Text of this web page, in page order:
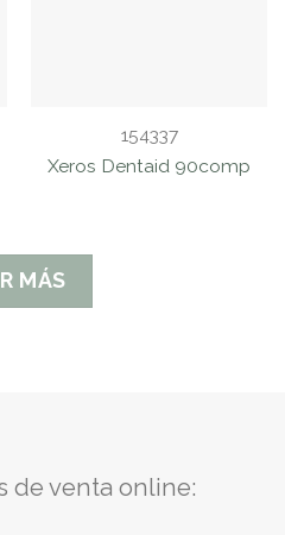
154337
Xeros Dentaid 90comp
MÁS
de venta online: